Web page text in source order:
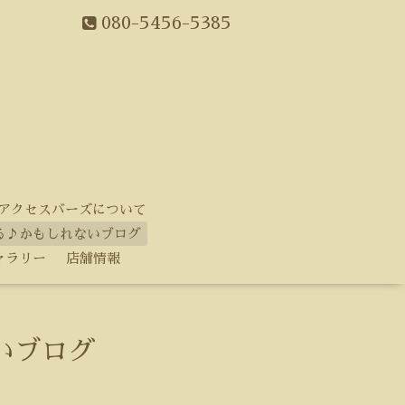
080-5456-5385
クセスバーズについて
♪かもしれないブログ
ラリー
店舗情報
ブログ